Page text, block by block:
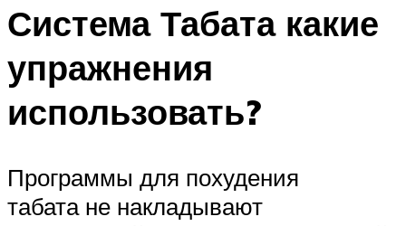
Система Табата какие
упражнения
использовать?
Программы для похудения
табата не накладывают